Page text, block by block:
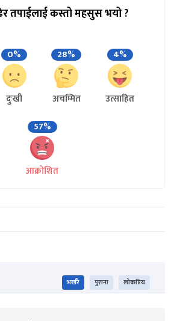
तपाईलाई कस्तो महसुस भयो ?
0%
दुःखी
28%
अचम्मित
4%
उत्साहित
57%
आक्रोशित
भर्खरै पुराना लोकप्रिय